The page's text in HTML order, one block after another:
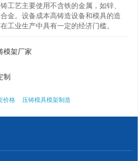
工艺主要使用不含铁的金属，如锌、
金。‌设备成本高‌铸造设备和模具的造
工业生产中具有一定的经济门槛。
模架厂家
制
价格 压铸模具模架制造